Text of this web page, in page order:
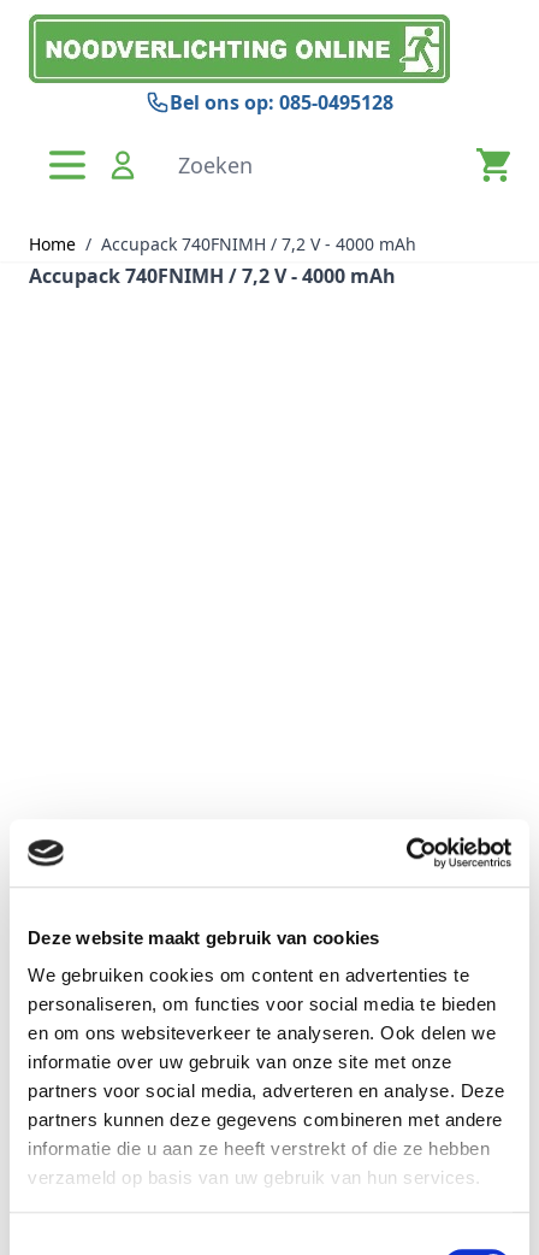
Deze website maakt gebruik van cookies
We gebruiken cookies om content en advertenties te
personaliseren, om functies voor social media te bieden
en om ons websiteverkeer te analyseren. Ook delen we
informatie over uw gebruik van onze site met onze
partners voor social media, adverteren en analyse. Deze
partners kunnen deze gegevens combineren met andere
informatie die u aan ze heeft verstrekt of die ze hebben
verzameld op basis van uw gebruik van hun services.
Ga naar de inhoud
Bel ons op: 085-0495128
Zoeken
Home / Accupack 740FNIMH / 7,2 V - 4000 mAh
Accupack 740FNIMH / 7,2 V - 4000 mAh
€ 46,95
Inclusief BTW: € 56,81
Aantal
Kies uw connector bij "gerelateerd"
Specificaties
Reference 740FNIHM